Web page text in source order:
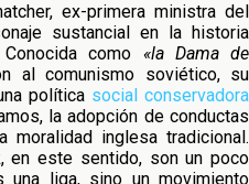
ex-primera ministra del
sustancial en la historia
como «la Dama de
al comunismo soviético, su
política social conservadora
la adopción de conductas
moralidad inglesa tradicional.
en este sentido, son un poco
liga, sino un movimiento